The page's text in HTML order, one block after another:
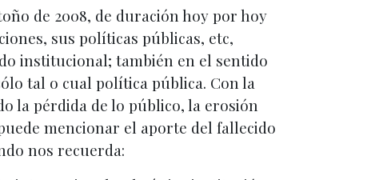
de 2008, de duración hoy por hoy
sus políticas públicas, etc,
institucional; también en el sentido
tal o cual política pública. Con la
la pérdida de lo público, la erosión
mencionar el aporte del fallecido
nos recuerda: